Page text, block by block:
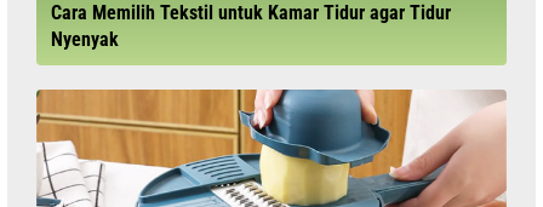
Cara Memilih Tekstil untuk Kamar Tidur agar Tidur
Nyenyak